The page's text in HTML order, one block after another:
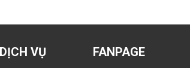
VỤ FANPAGE